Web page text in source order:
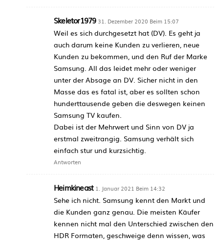
Skeletor1979 31. Dezember 2020 Beim 15:07
Weil es sich durchgesetzt hat (DV). Es geht ja
auch darum keine Kunden zu verlieren, neue
Kunden zu bekommen, und den Ruf der Marke
Samsung. All das leidet mehr oder weniger
unter der Absage an DV. Sicher nicht in den
Masse das es fatal ist, aber es sollten schon
hunderttausende geben die deswegen keinen
Samsung TV kaufen.
Dabei ist der Mehrwert und Sinn von DV ja
erstmal zweitrangig. Samsung verhält sich
einfach stur und kurzsichtig.
Antworten
Heimkineast 1. Januar 2021 Beim 14:32
Sehe ich nicht. Samsung kennt den Markt und
die Kunden ganz genau. Die meisten Käufer
kennen nicht mal den Unterschied zwischen den
HDR Formaten, geschweige denn wissen, was